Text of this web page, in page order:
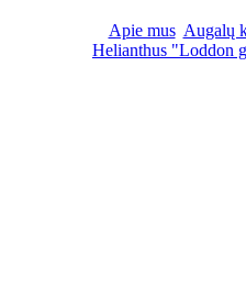
Apie mus Augalų
Helianthus "Loddon